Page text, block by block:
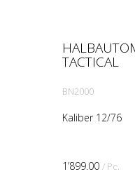
TACTICAL
BN2000
Kaliber 12/76
1’899.00 / Pc.